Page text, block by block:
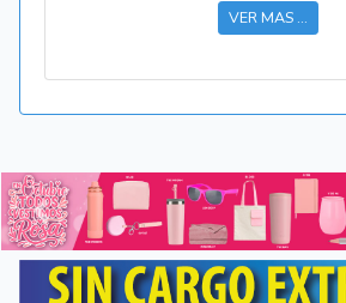
VER MAS ...
Anterior